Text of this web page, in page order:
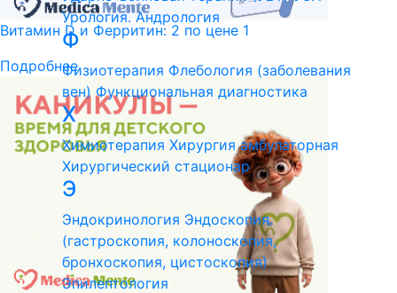
Витамин D и Ферритин: 2 по цене 1
Подробнее
Урология. Андрология
Ф
Физиотерапия Флебология (заболевания
вен) Функциональная диагностика
Х
Химиотерапия Хирургия амбулаторная
Хирургический стационар
Э
Эндокринология Эндоскопия
(гастроскопия, колоноскопия,
бронхоскопия, цистоскопия)
Эпилептология